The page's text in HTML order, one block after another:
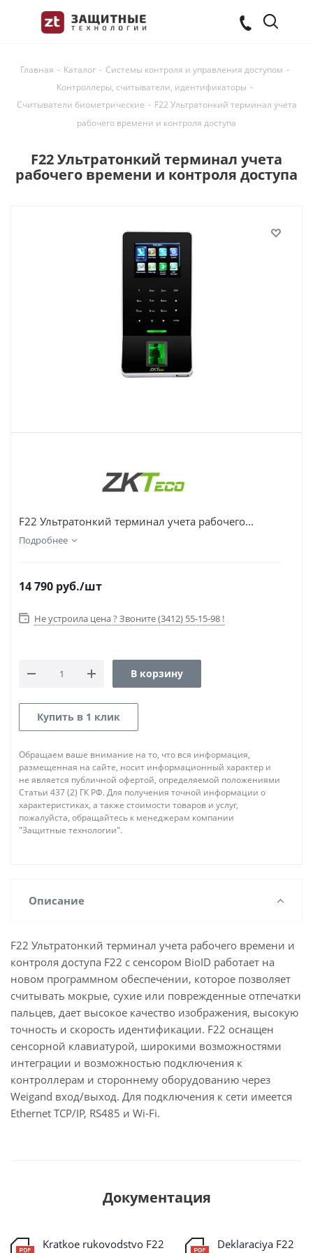
Главная - Каталог - Системы контроля и управления доступом -
Контроллеры, считыватели, идентификаторы -
Считыватели биометрические - F22 Ультратонкий терминал учета
рабочего времени и контроля доступа
F22 Ультратонкий терминал учета
рабочего времени и контроля доступа
F22 Ультратонкий терминал учета рабочего...
Подробнее
14 790 руб./шт
Не устроила цена ? Звоните (3412) 55-15-98 !
В корзину
Купить в 1 клик
Обращаем ваше внимание на то, что вся информация,
размещенная на сайте, носит информационный характер и
не является публичной офертой, определяемой положениями
Статьи 437 (2) ГК РФ. Для получения точной информации о
характеристиках, а также стоимости товаров и услуг,
пожалуйста, обращайтесь к менеджерам компании
"Защитные технологии".
Описание
F22 Ультратонкий терминал учета рабочего времени и
контроля доступа F22 с сенсором BioID работает на
новом программном обеспечении, которое позволяет
считывать мокрые, сухие или поврежденные отпечатки
пальцев, дает высокое качество изображения, высокую
точность и скорость идентификации. F22 оснащен
сенсорной клавиатурой, широкими возможностями
интеграции и возможностью подключения к
контроллерам и стороннему оборудованию через
Weigand вход/выход. Для подключения к сети имеется
Ethernet TCP/IP, RS485 и Wi-Fi.
Документация
Kratkoe rukovodstvo F22
Deklaraciya F22